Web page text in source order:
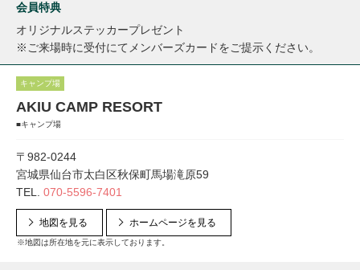
会員特典
オリジナルステッカープレゼント
※ご来場時に受付にてメンバーズカードをご提示ください。
キャンプ場
AKIU CAMP RESORT
■キャンプ場
〒982-0244
宮城県仙台市太白区秋保町馬場滝原59
TEL. 070-5596-7401
地図を見る
※地図は所在地を元に表示しております。
ホームページを見る